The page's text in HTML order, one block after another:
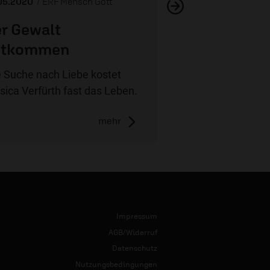
Gewalt
Suche nach Liebe kostet
Verfürth fast das Leben.
mehr
Impressum
AGB/Widerruf
Datenschutz
Nutzungsbedingungen